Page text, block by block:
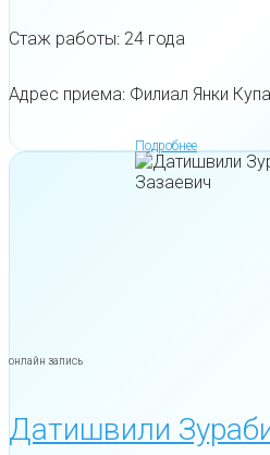
Стаж работы: 24 года
Адрес приема: Филиал Янки
Подробнее
онлайн запись
Датишвили